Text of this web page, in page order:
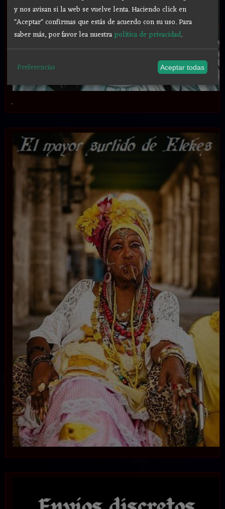
.
y nos avisan si la web se vuelve lenta. Haciendo click en
"Aceptar" confirmas que estás de acuerdo con su uso.Para
saber más, por favor lea nuestrapolítica de privacidad.
Preferencias Aceptar todas